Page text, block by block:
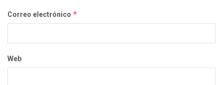
Correo electrónico *
Web